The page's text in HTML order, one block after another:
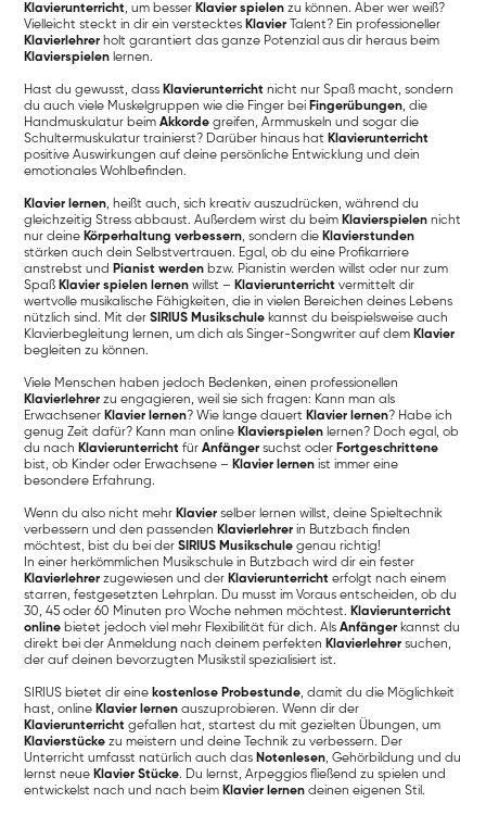
Klavierunterricht, um besser Klavier spielen zu können. Aber wer weiß?
Vielleicht steckt in dir ein verstecktes Klavier Talent? Ein professioneller
Klavierlehrer holt garantiert das ganze Potenzial aus dir heraus beim
Klavierspielen lernen.
Hast du gewusst, dass Klavierunterricht nicht nur Spaß macht, sondern
du auch viele Muskelgruppen wie die Finger bei Fingerübungen, die
Handmuskulatur beimAkkorde greifen, Armmuskeln und sogar die
Schultermuskulatur trainierst? Darüber hinaus hat Klavierunterricht
positive Auswirkungen auf deine persönliche Entwicklung und dein
emotionales Wohlbefinden.
Klavier lernen, heißt auch, sich kreativ auszudrücken, während du
gleichzeitig Stress abbaust. Außerdem wirst du beim Klavierspielen nicht
nur deine Körperhaltung verbessern, sondern die Klavierstunden
stärken auch dein Selbstvertrauen. Egal, ob du eine Profikarriere
anstrebst und Pianist werden bzw. Pianistin werden willst oder nur zum
Spaß Klavier spielen lernen willst – Klavierunterricht vermittelt dir
wertvolle musikalische Fähigkeiten, die in vielen Bereichen deines Lebens
nützlich sind. Mit derSIRIUS Musikschule kannst du beispielsweise auch
Klavierbegleitung lernen, um dich als Singer-Songwriter auf dem Klavier
begleiten zu können.
Viele Menschen haben jedoch Bedenken, einen professionellen
Klavierlehrer zu engagieren, weil sie sich fragen: Kann man als
Erwachsener Klavier lernen? Wie lange dauert Klavier lernen? Habe ich
genug Zeit dafür? Kann man online Klavierspielen lernen? Doch egal, ob
du nach Klavierunterricht fürAnfänger suchst oder Fortgeschrittene
bist, ob Kinder oder Erwachsene – Klavier lernen ist immer eine
besondere Erfahrung.
Wenn du also nicht mehr Klavier selber lernen willst, deine Spieltechnik
verbessern und den passenden Klavierlehrer in Butzbach finden
möchtest, bist du bei derSIRIUS Musikschule genau richtig!
In einer herkömmlichen Musikschule in Butzbach wird dir ein fester
Klavierlehrer zugewiesen und der Klavierunterricht erfolgt nach einem
starren, festgesetzten Lehrplan. Du musst im Voraus entscheiden, ob du
30, 45 oder 60 Minuten pro Woche nehmen möchtest. Klavierunterricht
online bietet jedoch viel mehr Flexibilität für dich. AlsAnfänger kannst du
direkt bei der Anmeldung nach deinem perfekten Klavierlehrer suchen,
der auf deinen bevorzugten Musikstil spezialisiert ist.
SIRIUS bietet dir eine kostenlose Probestunde, damit du die Möglichkeit
hast, online Klavier lernen auszuprobieren. Wenn dir der
Klavierunterricht gefallen hat, startest du mit gezielten Übungen, um
Klavierstücke zu meistern und deine Technik zu verbessern. Der
Unterricht umfasst natürlich auch das Notenlesen, Gehörbildung und du
lernst neue Klavier Stücke. Du lernst, Arpeggios fließend zu spielen und
entwickelst nach und nach beim Klavier lernen deinen eigenen Stil.